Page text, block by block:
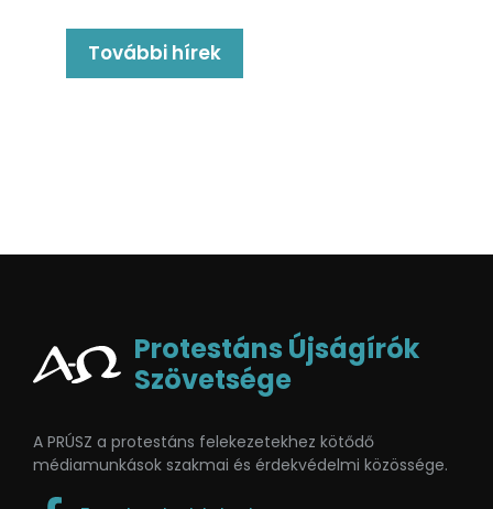
További hírek
Protestáns Újságírók
Szövetsége
A PRÚSZ a protestáns felekezetekhez kötődő
médiamunkások szakmai és érdekvédelmi közössége.